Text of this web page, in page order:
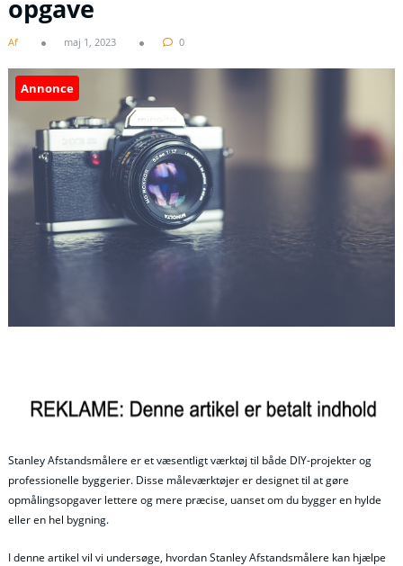
opgave
Af maj 1, 2023 0
Annonce
Stanley Afstandsmålere er et væsentligt værktøj til både DIY-projekter og
professionelle byggerier. Disse måleværktøjer er designet til at gøre
opmålingsopgaver lettere og mere præcise, uanset om du bygger en hylde
eller en hel bygning.
I denne artikel vil vi undersøge, hvordan Stanley Afstandsmålere kan hjælpe